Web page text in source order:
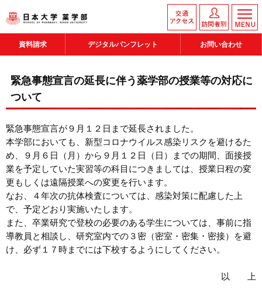
資料請求 デジタルパンフレット お問い合わせ
緊急事態宣言の延長に伴う薬学部の授業等の対応に
ついて
緊急事態宣言が９月１２日まで延長されました。
本学部においても、新型コロナウイルス感染リスクを避けるた
め、９月６日（月）から９月１２日（日）までの期間、面接授
業を予定していた実習等の科目につきましては、授業日程の変
更もしくは遠隔授業への変更を行います。
なお、４年次の抗体検査については、感染対策に配慮した上
で、予定どおり実施いたします。
また、卒業研究で登校の必要のある学生については、事前に指
導教員と相談し、研究室内での３密（密室・密集・密接）を避
け、必ず１７時までには下校するようにしてください。
以 上